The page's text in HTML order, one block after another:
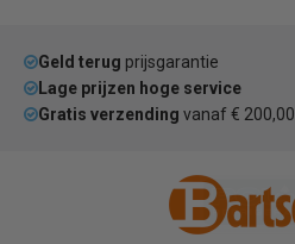
Geld terug prijsgarantie
Lage prijzen hoge service
Gratis verzending vanaf € 200,00